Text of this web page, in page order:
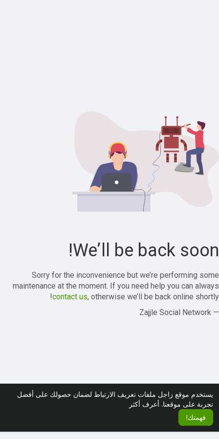
يستخدم موقع زاجل ملفات تعريف الارتباط لضمان حصولك على أفضل
تجربة على موقعنا. أعرف أكثر
فهمتك!
We’ll be back soon!
Sorry for the inconvenience but we’re performing some
maintenance at the moment. If you need help you can always
contact us, otherwise we’ll be back online shortly!
— Zajjle Social Network